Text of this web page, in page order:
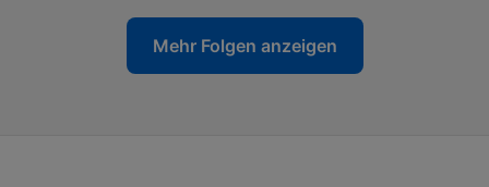
Mehr Folgen anzeigen